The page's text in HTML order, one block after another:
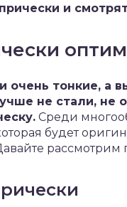
и
очень тонкие, а
не стали, не
Среди
будет